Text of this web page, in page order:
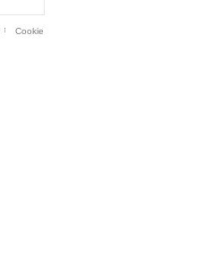
Cookie